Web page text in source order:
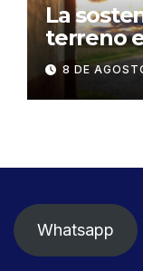
La
terreno
negocios
8 DE
Whatsapp